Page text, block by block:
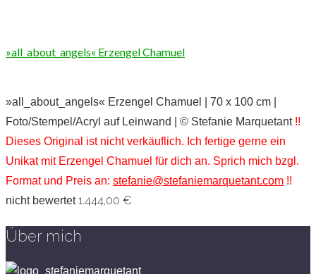
»all_about_angels« Erzengel Chamuel
»all_about_angels« Erzengel Chamuel | 70 x 100 cm |
Foto/Stempel/Acryl auf Leinwand | © Stefanie Marquetant !!
Dieses Original ist nicht verkäuflich. Ich fertige gerne ein
Unikat mit Erzengel Chamuel für dich an. Sprich mich bzgl.
Format und Preis an: stefanie@stefaniemarquetant.com !!
nicht bewertet 1.444,00 €
Über mich